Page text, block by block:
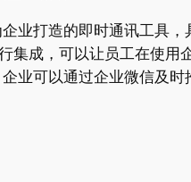
业打造的即时通讯工具
集成，可以让员工在使
业可以通过企业微信及